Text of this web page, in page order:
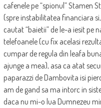
cafenele pe “spionul” Stamen
(spre instabilitatea financiara
cautat “baietii” de le-a iesit pe
telefoanele (cu fix acelasi
cumpar de regula din leafa
ajunge a mea), asa ca atat
paparazzi de Dambovita isi
am de gand sa ma intorc in
daca nu mi-o lua Dumnezeu